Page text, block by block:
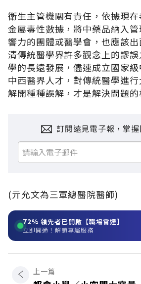
衛生主管機關有責任，依據現
金屬毒性數據，將中藥品納入
響力的團體或醫學會，也應該
清傳統醫學界許多觀念上的謬
學的長遠發展，儘速成立國家
中西醫界人才，對傳統醫學進行
解開種種誤解，才是解決問題的
訂閱遠見電子報，掌
(亓允文為三軍總醫院醫師)
72% 領先者已開啟【職場雷達】
立即開通！解鎖專屬服務
上一篇